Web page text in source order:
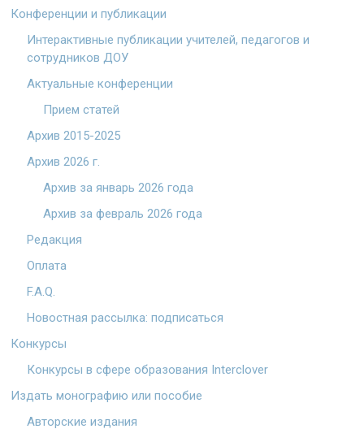
Конференции и публикации
Интерактивные публикации учителей, педагогов и
сотрудников ДОУ
Актуальные конференции
Прием статей
Архив 2015-2025
Архив 2026 г.
Архив за январь 2026 года
Архив за февраль 2026 года
Редакция
Оплата
F.A.Q.
Новостная рассылка: подписаться
Конкурсы
Конкурсы в сфере образования Interclover
Издать монографию или пособие
Авторские издания